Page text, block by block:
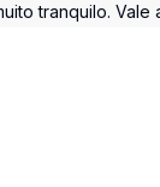
tranquilo. Vale